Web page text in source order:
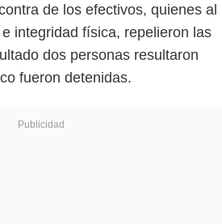
de los efectivos, quienes al
integridad física, repelieron las
dos personas resultaron
fueron detenidas.